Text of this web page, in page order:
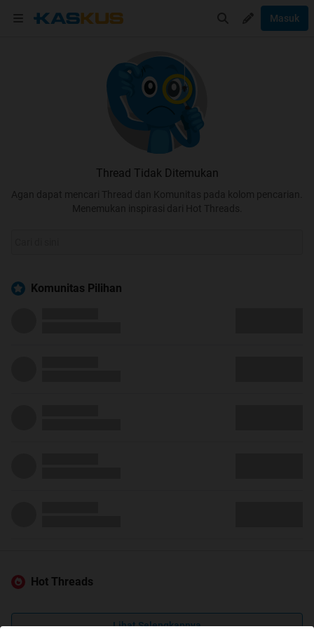
Masuk
Thread Tidak Ditemukan
Agan dapat mencari Thread dan Komunitas pada kolom pencarian.
Menemukan inspirasi dari Hot Threads.
Komunitas Pilihan
Hot Threads
Lihat Selengkapnya